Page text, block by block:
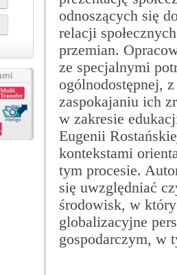
odnoszących się
relacji
przemian.
ze specjalnymi
ogólnodostępnej,
zaspokajaniu ich
w zakresie
Eugenii
kontekstami
tym procesie.
się uwzględniać
środowisk, w
globalizacyjne
gospodarczym, w